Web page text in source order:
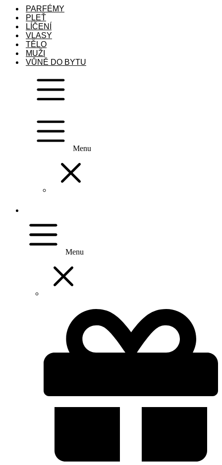
PARFÉMY
PLEŤ
LÍČENÍ
VLASY
TĚLO
MUŽI
VŮNĚ DO BYTU
Menu
Menu